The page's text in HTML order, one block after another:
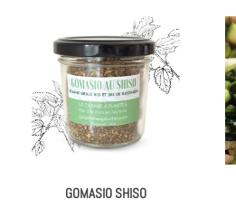
GOMASIO SHISO